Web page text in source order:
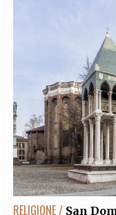
RELIGIONE / San